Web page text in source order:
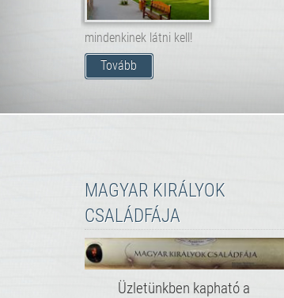
mindenkinek látni kell!
Tovább
MAGYAR KIRÁLYOK
CSALÁDFÁJA
Üzletünkben kapható a